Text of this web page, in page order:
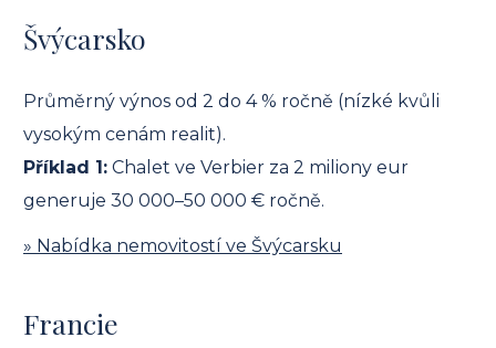
Švýcarsko
Průměrný výnos od 2 do 4 % ročně (nízké kvůli
vysokým cenám realit).
Příklad 1: Chalet ve Verbier za 2 miliony eur
generuje 30 000–50 000 € ročně.
» Nabídka nemovitostí ve Švýcarsku
Francie